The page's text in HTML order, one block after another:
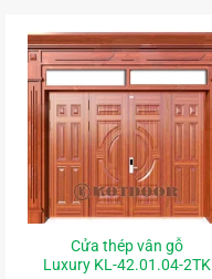
Cửa thép vân gỗ
Luxury KL-42.01.04-2TK